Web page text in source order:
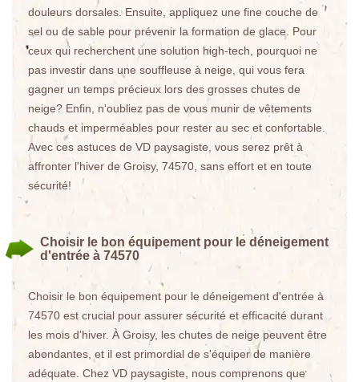
douleurs dorsales. Ensuite, appliquez une fine couche de
sel ou de sable pour prévenir la formation de glace. Pour
ceux qui recherchent une solution high-tech, pourquoi ne
pas investir dans une souffleuse à neige, qui vous fera
gagner un temps précieux lors des grosses chutes de
neige? Enfin, n'oubliez pas de vous munir de vêtements
chauds et imperméables pour rester au sec et confortable.
Avec ces astuces de VD paysagiste, vous serez prêt à
affronter l'hiver de Groisy, 74570, sans effort et en toute
sécurité!
Choisir le bon équipement pour le déneigement
d'entrée à 74570
Choisir le bon équipement pour le déneigement d'entrée à
74570 est crucial pour assurer sécurité et efficacité durant
les mois d'hiver. À Groisy, les chutes de neige peuvent être
abondantes, et il est primordial de s'équiper de manière
adéquate. Chez VD paysagiste, nous comprenons que